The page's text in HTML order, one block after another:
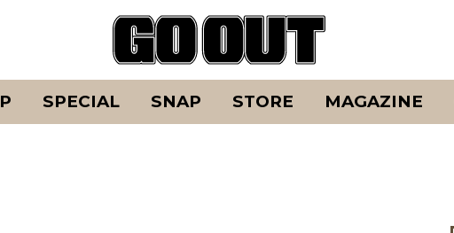
SPECIAL SNAP STORE MAGAZINE